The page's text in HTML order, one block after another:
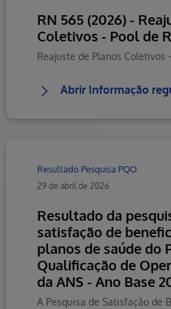
RN 565 (2026) -
Coletivos - Pool de
Reajuste de Planos Coletivos
Abrir Informação
Resultado Pesquisa PQO
29 de abril de 2026
Resultado da
satisfação de
planos de saúde do
Qualificação de
da ANS - Ano Base